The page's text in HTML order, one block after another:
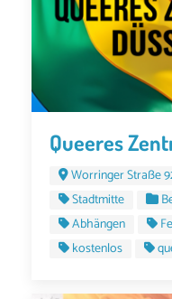
Queeres
Worringer Straße
Stadtmitte
Abhängen
kostenlos